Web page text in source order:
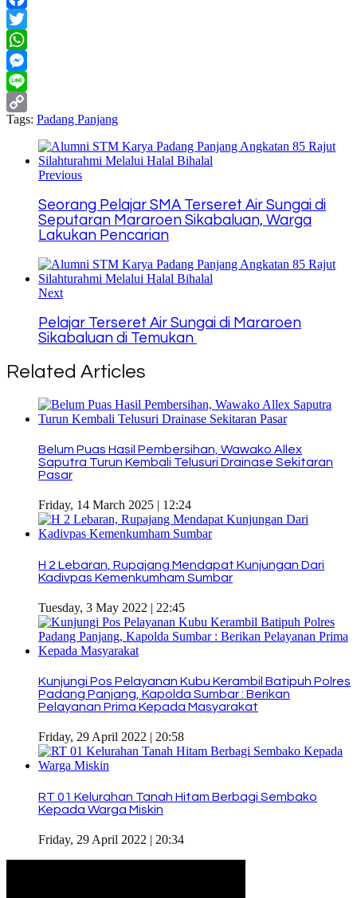
Facebook
Twitter
WhatsApp
Messenger
Line
Copy
Tags: Padang Panjang
Previous
Seorang Pelajar SMA Terseret Air Sungai di
Seputaran Mararoen Sikabaluan, Warga
Lakukan Pencarian
Next
Pelajar Terseret Air Sungai di Mararoen
Sikabaluan di Temukan
Related Articles
Belum Puas Hasil Pembersihan, Wawako Allex
Saputra Turun Kembali Telusuri Drainase Sekitaran
Pasar
Friday, 14 March 2025 | 12:24
H 2 Lebaran, Rupajang Mendapat Kunjungan Dari
Kadivpas Kemenkumham Sumbar
Tuesday, 3 May 2022 | 22:45
Kunjungi Pos Pelayanan Kubu Kerambil Batipuh Polres
Padang Panjang, Kapolda Sumbar : Berikan
Pelayanan Prima Kepada Masyarakat
Friday, 29 April 2022 | 20:58
RT 01 Kelurahan Tanah Hitam Berbagi Sembako
Kepada Warga Miskin
Friday, 29 April 2022 | 20:34